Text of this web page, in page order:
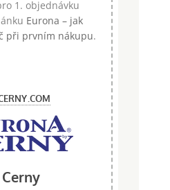
1. objednávku
Eurona – jak
při prvním nákupu.